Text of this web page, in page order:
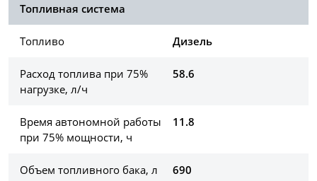
Топливная система
Топливо Дизель
Расход топлива при 75%
нагрузке, л/ч
58.6
Время автономной работы
при 75% мощности, ч
11.8
Объем топливного бака, л 690